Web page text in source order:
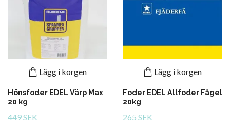
Lägg i korgen
Hönsfoder EDEL Värp Max
20 kg
449 SEK
Lägg i korgen
Foder EDEL Allfoder Fågel
20kg
265 SEK